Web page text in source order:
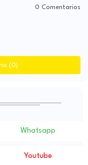
0 Comentarios
(0)
Whatsapp
Youtube